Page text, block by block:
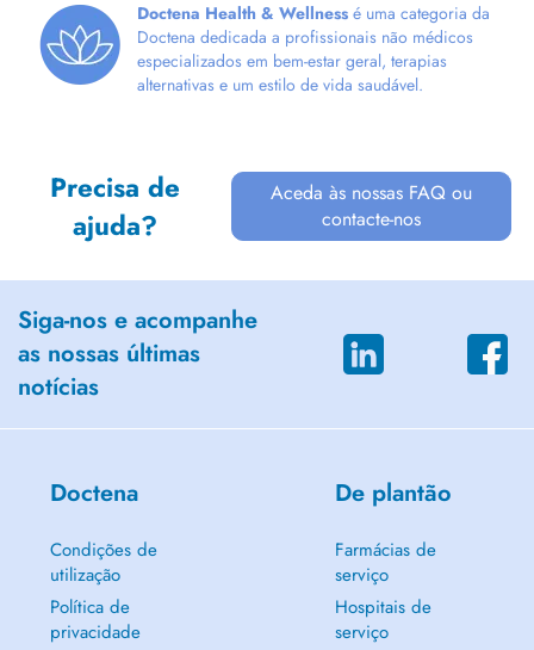
Doctena Health & Wellness é uma categoria da
Doctena dedicada a profissionais não médicos
especializados em bem-estar geral, terapias
alternativas e um estilo de vida saudável.
Precisa de
ajuda?
Aceda às nossas FAQ ou
contacte-nos
Siga-nos e acompanhe
as nossas últimas
notícias
Doctena
Condições de
utilização
Política de
privacidade
De plantão
Farmácias de
serviço
Hospitais de
serviço